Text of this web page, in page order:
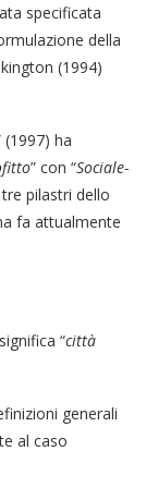
specificata
della
(1994)
(1997) ha
” con “Sociale-
pilastri dello
fa attualmente
“città
generali
al caso